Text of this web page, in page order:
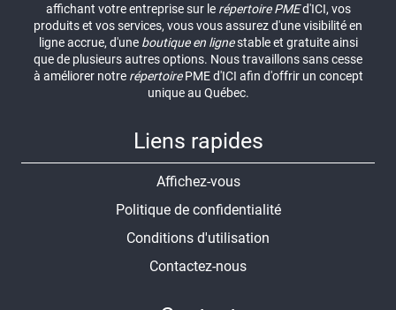
affichant votre entreprise sur le répertoire PMEd'ICI, vos
produits et vos services, vous vous assurez d'une visibilité en
ligne accrue, d'une boutique en lignestable et gratuite ainsi
que de plusieurs autres options. Nous travaillons sans cesse
à améliorer notre répertoirePME d'ICI afin d'offrir un concept
unique au Québec.
Liens rapides
Affichez-vous
Politique de confidentialité
Conditions d'utilisation
Contactez-nous